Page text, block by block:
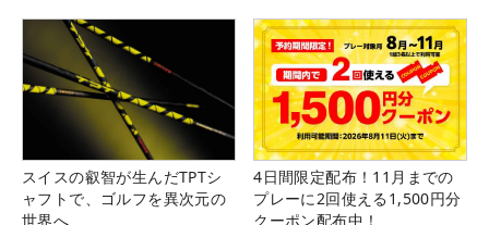
スイスの叡智が生んだTPTシ
ャフトで、ゴルフを異次元の
世界へ
4日間限定配布！11月までの
プレーに2回使える1,500円分
クーポン配布中！